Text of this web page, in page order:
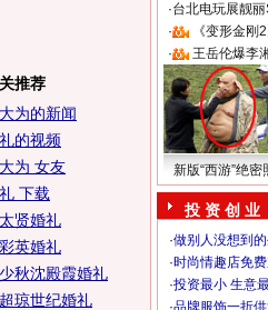
推荐
为的新闻
的视频
为 女友
下载
贤婚礼
英婚礼
秋沈殿霞婚礼
琼世纪婚礼
·台北电玩展靓
·
《变形金刚
·
王岳伦爆李
新版“西游”绝密
投 资 创 业
·做别人没想到
·时尚情趣店免
·投资最小 生意
·品牌服饰一折